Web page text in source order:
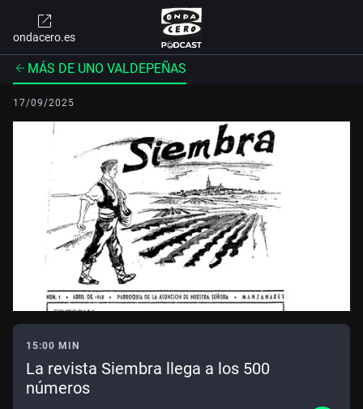
ondacero.es
MÁS DE UNO VALDEPEÑAS
17/09/2025
15:00 MIN
La revista Siembra llega a los 500
números